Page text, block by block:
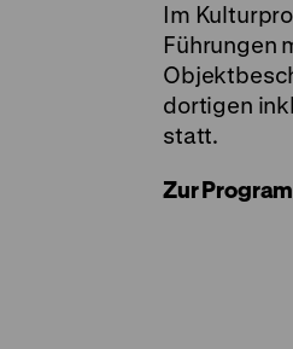
Im
Führungen
dortigen
statt.
Zur